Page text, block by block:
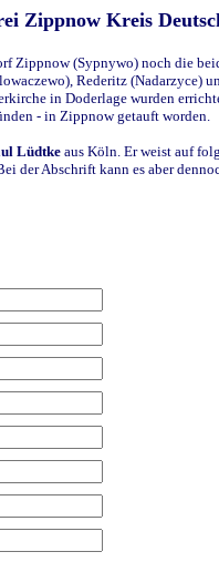
Zippnow Kreis
Zippnow (Sypnywo) noch die
Rederitz
in Doderlage wurden
- in Zippnow getauft worden.
Lüdtke aus Köln. Er weist auf
der Abschrift kann es aber